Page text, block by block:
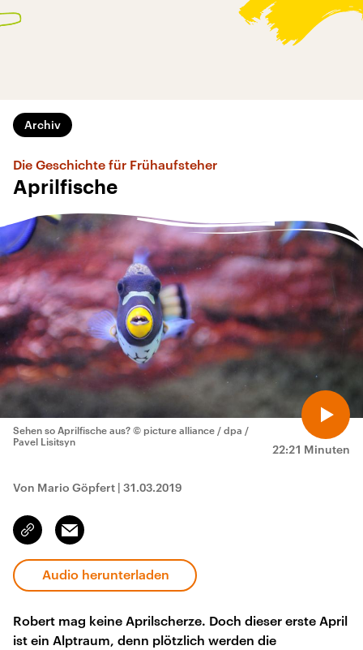
Archiv
Die Geschichte für Frühaufsteher
Aprilfische
22:21 Minuten
Sehen so Aprilfische aus? © picture alliance / dpa /
Pavel Lisitsyn
Von Mario Göpfert | 31.03.2019
Link
kopieren/teilen
Email
Audio herunterladen
Robert mag keine Aprilscherze. Doch dieser erste April
ist ein Alptraum, denn plötzlich werden die